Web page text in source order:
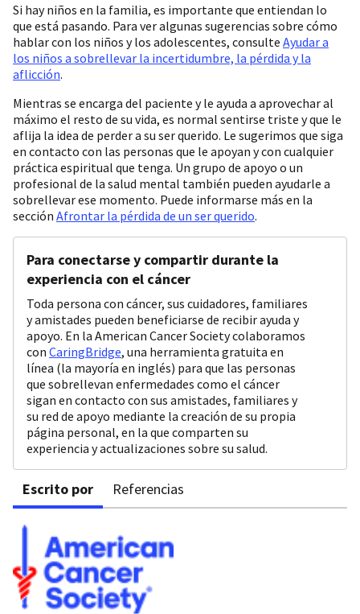
Si hay niños en la familia, es importante que entiendan lo
que está pasando. Para ver algunas sugerencias sobre cómo
hablar con los niños y los adolescentes, consulte Ayudar a
los niños a sobrellevar la incertidumbre, la pérdida y la
aflicción.
Mientras se encarga del paciente y le ayuda a aprovechar al
máximo el resto de su vida, es normal sentirse triste y que le
aflija la idea de perder a su ser querido. Le sugerimos que siga
en contacto con las personas que le apoyan y con cualquier
práctica espiritual que tenga. Un grupo de apoyo o un
profesional de la salud mental también pueden ayudarle a
sobrellevar ese momento. Puede informarse más en la
sección Afrontar la pérdida de un ser querido.
Para conectarse y compartir durante la
experiencia con el cáncer
Toda persona con cáncer, sus cuidadores, familiares
y amistades pueden beneficiarse de recibir ayuda y
apoyo. En la American Cancer Society colaboramos
con CaringBridge, una herramienta gratuita en
línea (la mayoría en inglés) para que las personas
que sobrellevan enfermedades como el cáncer
sigan en contacto con sus amistades, familiares y
su red de apoyo mediante la creación de su propia
página personal, en la que comparten su
experiencia y actualizaciones sobre su salud.
Escrito por Referencias